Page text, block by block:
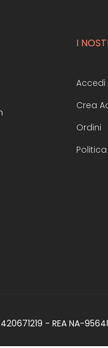
I
Accedi
Crea
Ordini
- REA NA-